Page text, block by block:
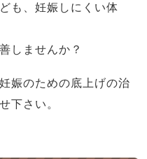
も、妊娠しにくい体
しませんか？
のための底上げの治
下さい。